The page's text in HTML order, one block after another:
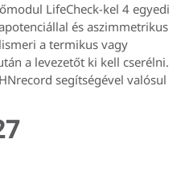
LifeCheck-kel 4 egyedi
és aszimmetrikus
a termikus vagy
a levezetőt ki kell cserélni.
segítségével valósul